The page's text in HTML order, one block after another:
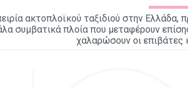
ακτοπλοϊκού ταξιδιού στην
συμβατικά πλοία που μεταφέρουν
χαλαρώσουν οι επιβάτες